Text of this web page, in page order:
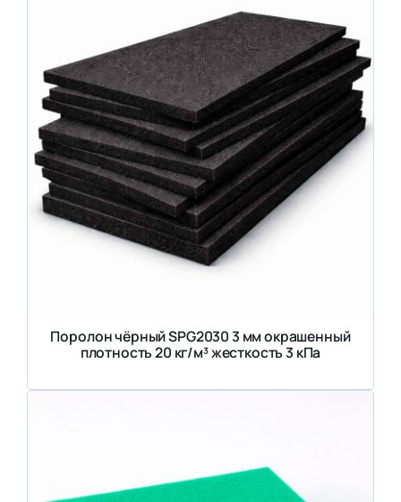
Поролон чёрный SPG2030 3 мм окрашенный
плотность 20 кг/м³ жесткость 3 кПа